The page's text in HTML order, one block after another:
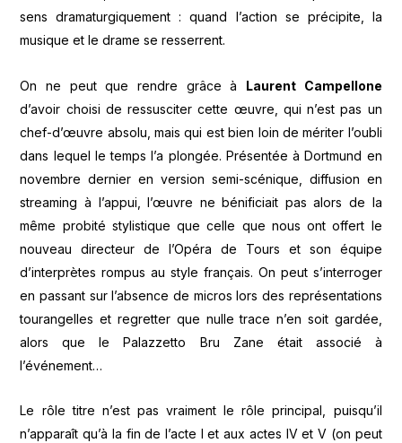
sens dramaturgiquement : quand l’action se précipite, la
musique et le drame se resserrent.
On ne peut que rendre grâce à Laurent Campellone
d’avoir choisi de ressusciter cette œuvre, qui n’est pas un
chef-d’œuvre absolu, mais qui est bien loin de mériter l’oubli
dans lequel le temps l’a plongée. Présentée à Dortmund en
novembre dernier en version semi-scénique, diffusion en
streaming à l’appui, l’œuvre ne bénificiait pas alors de la
même probité stylistique que celle que nous ont offert le
nouveau directeur de l’Opéra de Tours et son équipe
d’interprètes rompus au style français. On peut s’interroger
en passant sur l’absence de micros lors des représentations
tourangelles et regretter que nulle trace n’en soit gardée,
alors que le Palazzetto Bru Zane était associé à
l’événement…
Le rôle titre n’est pas vraiment le rôle principal, puisqu’il
n’apparaît qu’à la fin de l’acte I et aux actes IV et V (on peut